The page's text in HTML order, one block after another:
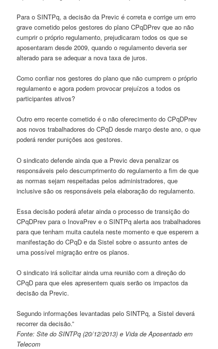
Para o SINTPq, a decisão da Previc é correta e corrige um erro
grave cometido pelos gestores do plano CPqDPrev que ao não
cumprir o próprio regulamento, prejudicaram todos os que se
aposentaram desde 2009, quando o regulamento deveria ser
alterado para se adequar a nova taxa de juros.
Como confiar nos gestores do plano que não cumprem o próprio
regulamento e agora podem provocar prejuízos a todos os
participantes ativos?
Outro erro recente cometido é o não oferecimento do CPqDPrev
aos novos trabalhadores do CPqD desde março deste ano, o que
poderá render punições aos gestores.
O sindicato defende ainda que a Previc deva penalizar os
responsáveis pelo descumprimento do regulamento a fim de que
as normas sejam respeitadas pelos administradores, que
inclusive são os responsáveis pela elaboração do regulamento.
Essa decisão poderá afetar ainda o processo de transição do
CPqDPrev para o InovaPrev e o SINTPq alerta aos trabalhadores
para que tenham muita cautela neste momento e que esperem a
manifestação do CPqD e da Sistel sobre o assunto antes de
uma possível migração entre os planos.
O sindicato irá solicitar ainda uma reunião com a direção do
CPqD para que eles apresentem quais serão os impactos da
decisão da Previc.
Segundo informações levantadas pelo SINTPq, a Sistel deverá
recorrer da decisão.”
Fonte: Site do SINTPq (20/12/2013) e Vida de Aposentado em
Telecom